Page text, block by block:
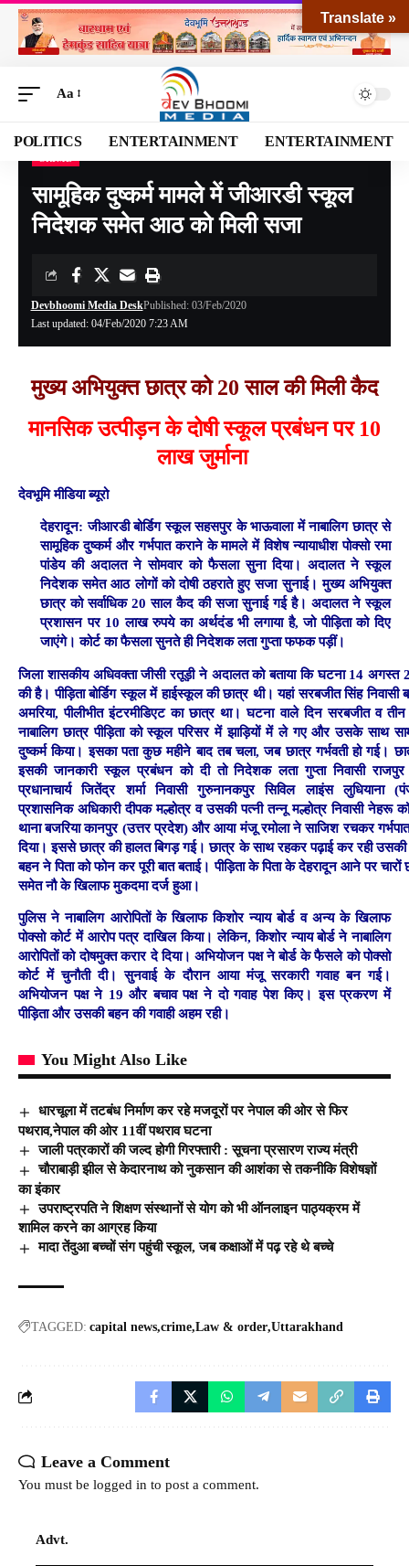
Aa
POLITICS ENTERTAINMENT ENTERTAINMENT
Devbhoomi Media>Blog> CRIME>सामूहिक दुष्कर्म मामले में जीआरडी स्कूल निदेशक समेत आठ को मिली सजा
सामूहिक दुष्कर्म मामले में जीआरडी स्कूल
निदेशक समेत आठ को मिली सजा
Last updated: 04/Feb/2020 7:23 AM
Devbhoomi Media DeskPublished: 03/Feb/2020
मुख्य अभियुक्त छात्र को 20 साल की मिली कैद
मानसिक उत्पीड़न के दोषी स्कूल प्रबंधन पर 10
लाख जुर्माना
देवभूमि मीडिया ब्यूरो
देहरादून: जीआरडी बोर्डिग स्कूलसहसपुर के भाऊवालामें नाबालिग छात्र से
सामूहिक दुष्कर्म और गर्भपात कराने के मामले में विशेष न्यायाधीश पोक्सो रमा
पांडेय की अदालत ने सोमवार को फैसला सुना दिया। अदालत ने स्कूल
निदेशक समेत आठ लोगों को दोषी ठहराते हुए सजा सुनाई। मुख्य अभियुक्त
छात्र को सर्वाधिक 20 साल कैद की सजा सुनाई गई है। अदालत ने स्कूल
प्रशासन पर 10 लाख रुपये का अर्थदंड भी लगाया है, जो पीड़िता को दिए
जाएंगे। कोर्ट का फैसला सुनते ही निदेशक लता गुप्ता फफक पड़ीं।
जिला शासकीय अधिवक्ता जीसी रतूड़ी ने अदालत को बताया कि घटना 14 अगस्त
की है। पीड़िता बोर्डिग स्कूल में हाईस्कूल की छात्र थी। यहां सरबजीत सिंह निवासी
अमरिया, पीलीभीत इंटरमीडिएट का छात्र था। घटना वाले दिन सरबजीत व
नाबालिग छात्र पीड़िता को स्कूल परिसर में झाड़ियों में ले गए और उसके साथ
दुष्कर्म किया। इसका पता कुछ महीने बाद तब चला, जब छात्र गर्भवती हो गई।
इसकी जानकारी स्कूल प्रबंधन को दी तो निदेशक लता गुप्ता निवासी राजपुर
प्रधानाचार्य जितेंद्र शर्मा निवासी गुरुनानकपुर सिविल लाइंस लुधियाना
प्रशासनिक अधिकारी दीपक मल्होत्र व उसकी पत्नी तन्नू मल्होत्र निवासी नेहरू
थाना बजरिया कानपुर (उत्तर प्रदेश) और आया मंजू रमोला ने साजिश रचकर
दिया। इससे छात्र की हालत बिगड़ गई। छात्र के साथ रहकर पढ़ाई कर रही उसकी
बहन ने पिता को फोन कर पूरी बात बताई। पीड़िता के पिता के देहरादून आने पर चारों
समेत नौ के खिलाफ मुकदमा दर्ज हुआ।
पुलिस ने नाबालिग आरोपितों के खिलाफ किशोर न्याय बोर्ड व अन्य के खिलाफ
पोक्सो कोर्ट में आरोप पत्र दाखिल किया। लेकिन, किशोर न्याय बोर्ड ने नाबालिग
आरोपितों को दोषमुक्त करार दे दिया। अभियोजन पक्ष ने बोर्ड के फैसले को पोक्सो
कोर्ट में चुनौती दी। सुनवाई के दौरान आया मंजू सरकारी गवाह बन गई।
अभियोजन पक्ष ने 19 और बचाव पक्ष ने दो गवाह पेश किए। इस प्रकरण में
पीड़िता और उसकी बहन की गवाही अहम रही।
You Might Also Like
धारचूला में तटबंध निर्माण कर रहे मजदूरों पर नेपाल की ओर से फिर
पथराव,नेपाल की ओर 11वीं पथराव घटना
जाली पत्रकारों की जल्द होगी गिरफ्तारी : सूचना प्रसारण राज्य मंत्री
चौराबाड़ी झील से केदारनाथ को नुकसान की आशंका से तकनीकि विशेषज्ञों
का इंकार
उपराष्ट्रपति ने शिक्षण संस्थानों से योग को भी ऑनलाइन पाठ्यक्रम में
शामिल करने का आग्रह किया
मादा तेंदुआ बच्चों संग पहुंची स्‍कूल, जब कक्षाओं में पढ़ रहे थे बच्‍चे
TAGGED: capital news crime Law & order Uttarakhand
Leave a Comment
You must be logged in to post a comment.
Advt.
Translate »